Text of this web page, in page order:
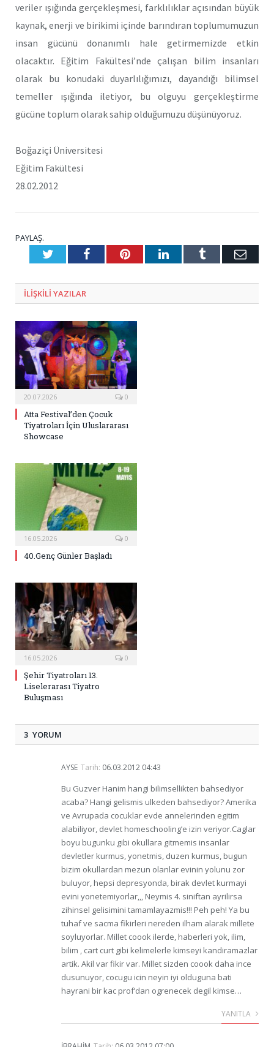
veriler ışığında gerçekleşmesi, farklılıklar açısından büyük
kaynak, enerji ve birikimi içinde barındıran toplumumuzun
insan gücünü donanımlı hale getirmemizde etkin
olacaktır. Eğitim Fakültesi’nde çalışan bilim insanları
olarak bu konudaki duyarlılığımızı, dayandığı bilimsel
temeller ışığında iletiyor, bu olguyu gerçekleştirme
gücüne toplum olarak sahip olduğumuzu düşünüyoruz.
Boğaziçi Üniversitesi
Eğitim Fakültesi
28.02.2012
PAYLAŞ.
TwitterFacebookPinterestLinkedInTumblr E-
ILIŞKILI YAZILAR
20.07.2026 0
Atta Festival’den Çocuk
Tiyatroları İçin Uluslararası
Showcase
16.05.2026 0
40.Genç Günler Başladı
16.05.2026 0
Şehir Tiyatroları 13.
Liselerarası Tiyatro
Buluşması
3 YORUM
AYSE Tarih: 06.03.2012 04:43
Bu Guzver Hanim hangi bilimsellikten bahsediyor
acaba? Hangi gelismis ulkeden bahsediyor? Amerika
ve Avrupada cocuklar evde annelerinden egitim
alabiliyor, devlet homeschooling’e izin veriyor.Caglar
boyu bugunku gibi okullara gitmemis insanlar
devletler kurmus, yonetmis, duzen kurmus, bugun
bizim okullardan mezun olanlar evinin yolunu zor
buluyor, hepsi depresyonda, birak devlet kurmayi
evini yonetemiyorlar,,, Neymis 4. siniftan ayrilirsa
zihinsel gelisimini tamamlayazmis!!! Peh peh! Ya bu
tuhaf ve sacma fikirleri nereden ilham alarak millete
soyluyorlar. Millet coook ilerde, haberleri yok, ilim,
bilim , cart curt gibi kelimelerle kimseyi kandiramazlar
artik. Akil var fikir var. Millet sizden coook daha ince
dusunuyor, cocugu icin neyin iyi olduguna bati
hayrani bir kac prof’dan ogrenecek degil kimse…
YANITLA